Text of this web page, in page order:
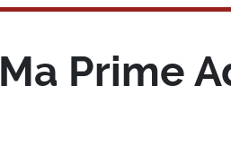
Ma Prime